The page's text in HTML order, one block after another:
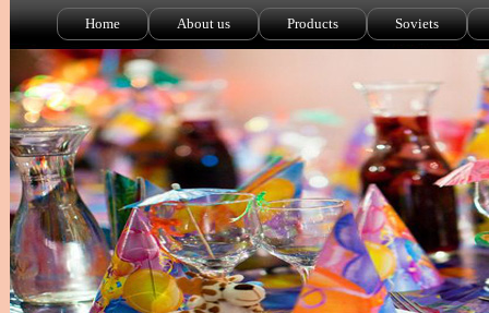
Home About us Products Soviets